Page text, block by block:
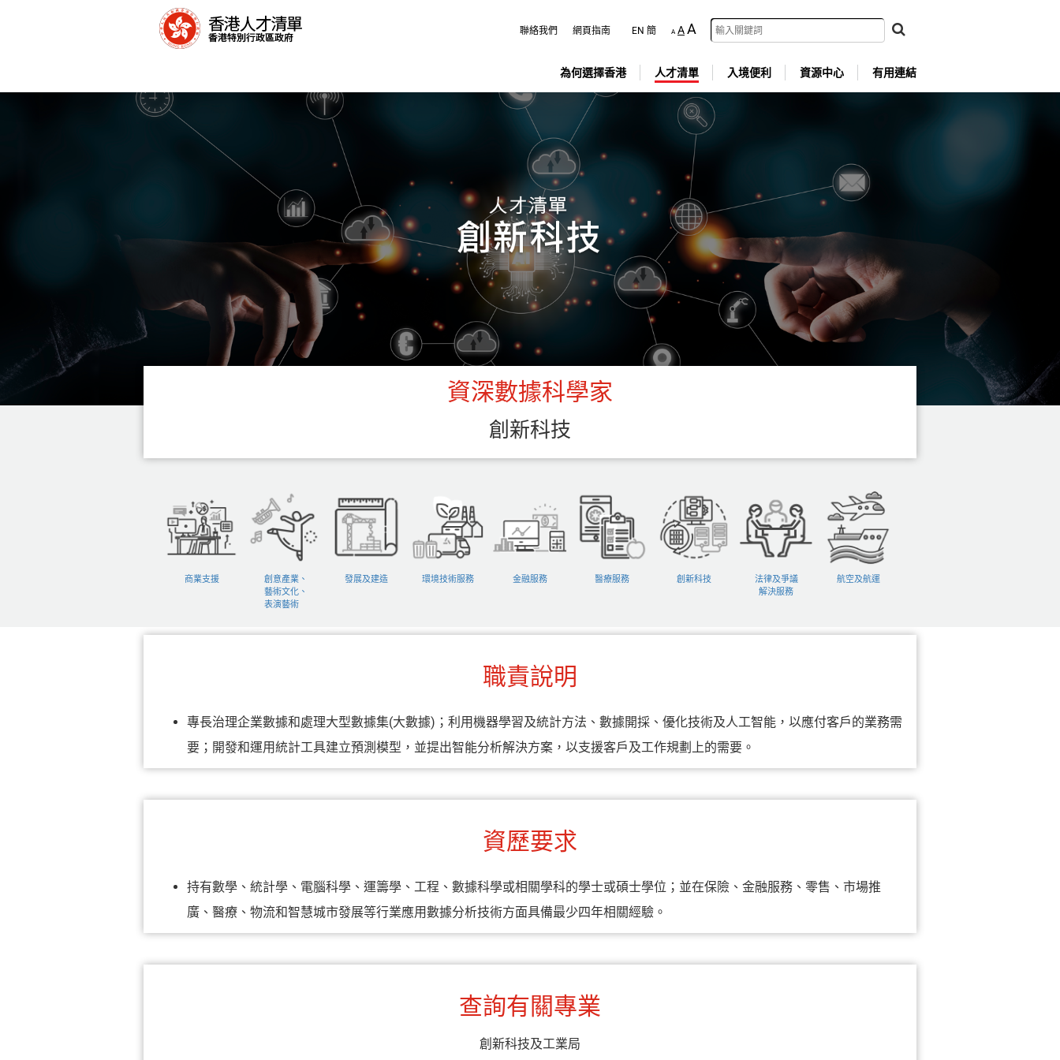
聯絡我們 網頁指南 EN 簡 A AA
為何選擇香港 人才清單 入境便利 資源中心 有用連結
資深數據科學家
創新科技
商業支援
創意產業、
藝術文化、
表演藝術
發展及建造 環境技術服務 金融服務 醫療服務 創新科技
法律及爭議
解決服務
航空及航運
職責說明
專長治理企業數據和處理大型數據集(大數據)；利用機器學習及統計方法、數據開採、優化技術及人工智能，以應付客戶的業務需
要；開發和運用統計工具建立預測模型，並提出智能分析解決方案，以支援客戶及工作規劃上的需要。
資歷要求
持有數學、統計學、電腦科學、運籌學、工程、數據科學或相關學科的學士或碩士學位；並在保險、金融服務、零售、市場推
廣、醫療、物流和智慧城市發展等行業應用數據分析技術方面具備最少四年相關經驗。
查詢有關專業
創新科技及工業局